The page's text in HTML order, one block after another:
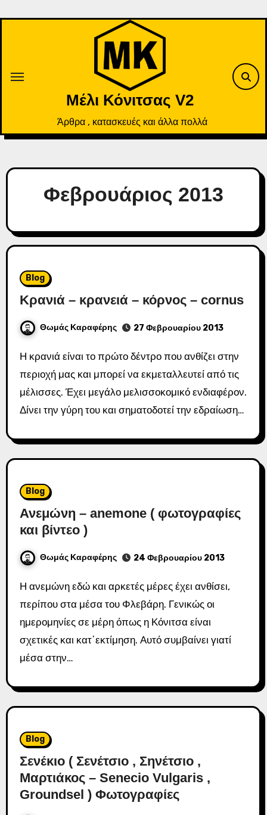
Μέλι Κόνιτσας V2
Άρθρα , κατασκευές και άλλα πολλά
Φεβρουάριος 2013
Blog
Κρανιά – κρανειά – κόρνος – cornus
Θωμάς Καραφέρης 27 Φεβρουαρίου 2013
Η κρανιά είναι το πρώτο δέντρο που ανθίζει στην
περιοχή μας και μπορεί να εκμεταλλευτεί από τις
μέλισσες. Έχει μεγάλο μελισσοκομικό ενδιαφέρον.
Δίνει την γύρη του και σηματοδοτεί την εδραίωση…
Blog
Ανεμώνη – anemone ( φωτογραφίες
και βίντεο )
Θωμάς Καραφέρης 24 Φεβρουαρίου 2013
Η ανεμώνη εδώ και αρκετές μέρες έχει ανθίσει,
περίπου στα μέσα του Φλεβάρη. Γενικώς οι
ημερομηνίες σε μέρη όπως η Κόνιτσα είναι
σχετικές και κατ΄εκτίμηση. Αυτό συμβαίνει γιατί
μέσα στην…
Blog
Σενέκιο ( Σενέτσιο , Σηνέτσιο ,
Μαρτιάκος – Senecio Vulgaris ,
Groundsel ) Φωτογραφίες